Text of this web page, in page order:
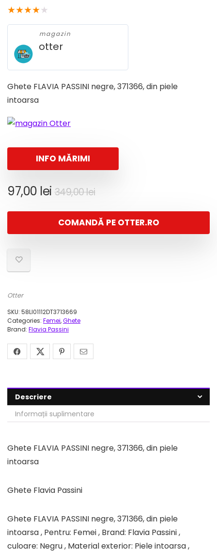
★★★★★
magazin
otter
Ghete FLAVIA PASSINI negre, 371366, din piele
intoarsa
INFO MĂRIMI
349,00leiPrețul
a
fost:
97,00 lei
Prețul
este:
97,00 lei.
COMANDĂ PE OTTER.RO
Otter
SKU: 58LI01112DT3713669
Categories: Femei,Ghete
Brand: Flavia Passini
Descriere
Informații suplimentare
Ghete FLAVIA PASSINI negre, 371366, din piele
intoarsa
Ghete Flavia Passini
Ghete FLAVIA PASSINI negre, 371366, din piele
intoarsa , Pentru: Femei , Brand: Flavia Passini ,
culoare: Negru , Material exterior: Piele intoarsa ,